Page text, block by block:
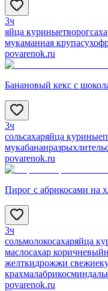
3ч
яйца куриныетворог
мукаманная крупа
povarenok.ru
Банановый кекс с
3ч
сольсахаряйца куриные
мукабананразрыхлитель
povarenok.ru
Пирог с абрикосами на
3ч
сольмолокосахаряйца
маслосахар коричневый
желткидрожжи свежие
крахмалабрикос
povarenok.ru